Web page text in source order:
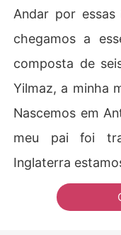
Andar por
chegamos a
composta de
Yilmaz, a minha
Nascemos em
meu pai foi
Inglaterra